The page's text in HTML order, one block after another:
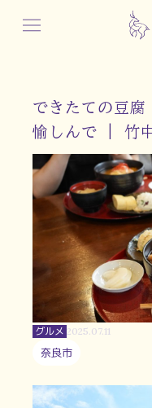
できたての豆腐
愉しんで | 竹
グルメ 2025.07.11
奈良市